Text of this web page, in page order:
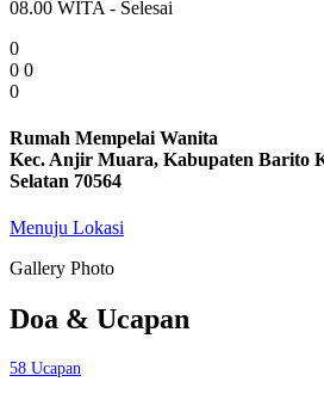
08.00 WITA - Selesai
0
0 0
0
Rumah Mempelai Wanita
Kec. Anjir Muara, Kabupaten Barito
Selatan 70564
Menuju Lokasi
Gallery Photo
Doa & Ucapan
58 Ucapan